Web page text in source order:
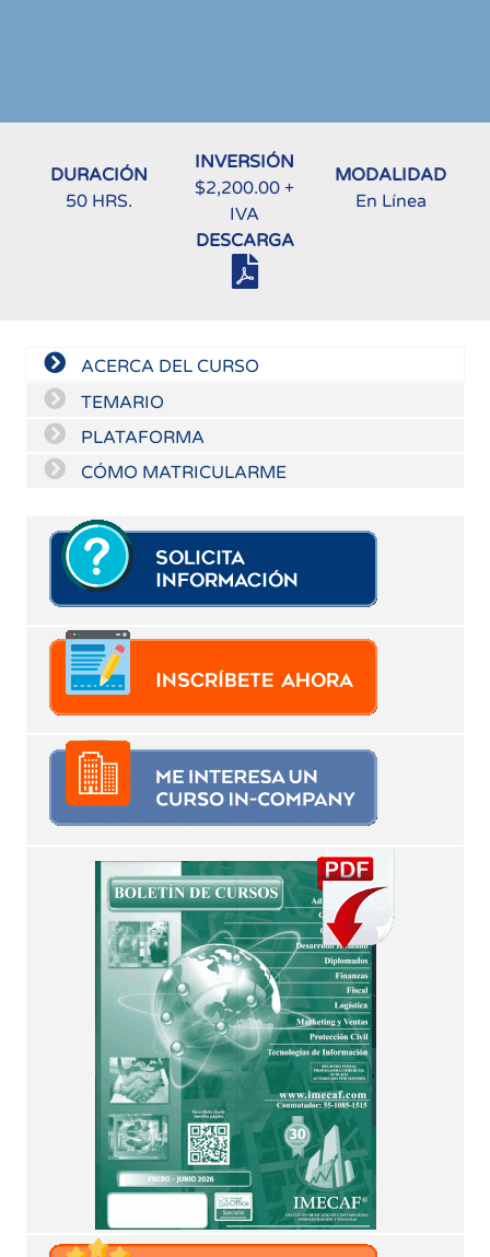
DURACIÓN
50 HRS.
INVERSIÓN
$2,200.00 +
IVA
MODALIDAD
En Línea
DESCARGA
ACERCA DEL CURSO
TEMARIO
PLATAFORMA
CÓMO MATRICULARME